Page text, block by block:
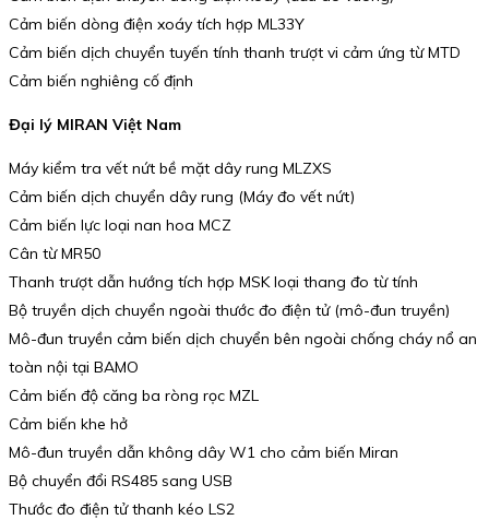
Cảm biến dòng điện xoáy tích hợp ML33Y
Cảm biến dịch chuyển tuyến tính thanh trượt vi cảm ứng từ MTD
Cảm biến nghiêng cố định
Đại lý MIRAN Việt Nam
Máy kiểm tra vết nứt bề mặt dây rung MLZXS
Cảm biến dịch chuyển dây rung (Máy đo vết nứt)
Cảm biến lực loại nan hoa MCZ
Cân từ MR50
Thanh trượt dẫn hướng tích hợp MSK loại thang đo từ tính
Bộ truyền dịch chuyển ngoài thước đo điện tử (mô-đun truyền)
Mô-đun truyền cảm biến dịch chuyển bên ngoài chống cháy nổ an
toàn nội tại BAMO
Cảm biến độ căng ba ròng rọc MZL
Cảm biến khe hở
Mô-đun truyền dẫn không dây W1 cho cảm biến Miran
Bộ chuyển đổi RS485 sang USB
Thước đo điện tử thanh kéo LS2